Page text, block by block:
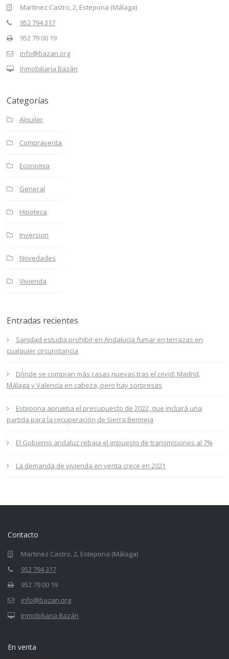
Martinez Castro, 2, Estepona (Málaga)
952 794 317
952 79 00 19
info@bazan.org
Inmobiliaria Bazán
Categorías
Alquiler
Compraventa
Economia
General
Hipoteca
Inversion
Novedades
Vivienda
Entradas recientes
Sanidad estudia prohibir en Andalucía fumar en terrazas en
cualquier circunstancia
Dónde se compran más casas nuevas tras el covid: Madrid,
Málaga y Valencia en cabeza, pero hay sorpresas
Estepona aprueba el presupuesto de 2022, que incluirá una
partida para la recuperación de Sierra Bermeja
El Gobierno andaluz rebaja el impuesto de transmisiones al 7%
La demanda de vivienda en venta crece en 2021
Contacto
Martinez Castro, 2, Estepona (Málaga)
952 794 317
952 79 00 19
info@bazan.org
Inmobiliaria Bazán
En venta